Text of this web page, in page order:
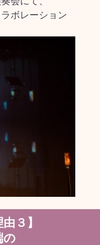
ボレーション
３】
の